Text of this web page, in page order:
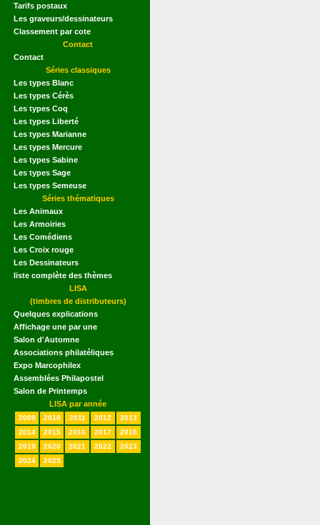
Tarifs postaux
Les graveurs/dessinateurs
Classement par cote
Contact
Contact
Séries classiques
Les types Blanc
Les types Cérès
Les types Coq
Les types Liberté
Les types Marianne
Les types Mercure
Les types Sabine
Les types Sage
Les types Semeuse
Séries thématiques
Les Animaux
Les Armoiries
Les Comédiens
Les Croix rouge
Les Dessinateurs
liste complète des thèmes
LISA
(timbres de distributeurs)
Quelques explications
Affichage une par une
Salon d'Automne
Associations philatéliques
Expo Marcophilex
Assemblées Philapostel
Salon de Printemps
LISA par année
2009 2010 2011 2012
2013
2014
2015 2016 2017
2018
2019
2020 2021 2022
2023
2024
2025